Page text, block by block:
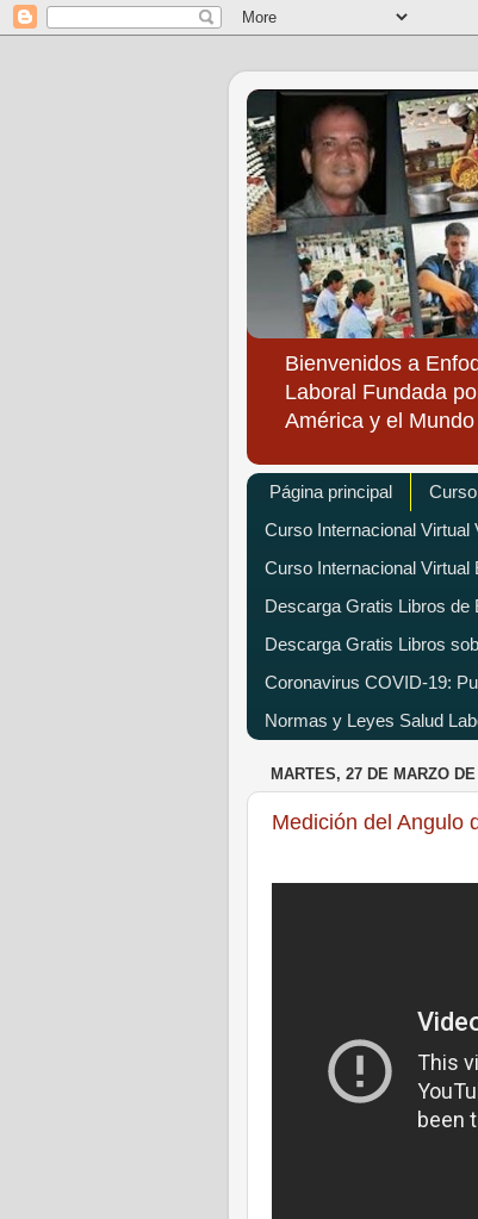
Bienvenidos a
Laboral Fundada
América y el Mundo
Página principal
Curso Internacional Virtual
Curso Internacional
Descarga Gratis Libros de
Descarga Gratis Libros
Coronavirus COVID-19:
Normas y Leyes Salud
MARTES, 27 DE MARZO
Medición del Angulo